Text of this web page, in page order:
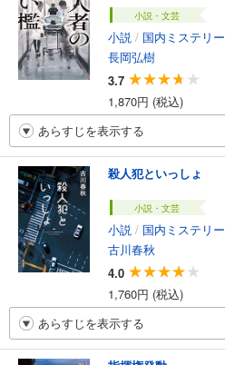
小説・文芸
小説 / 国内ミステリー
長岡弘樹
3.7
1,870円 (税込)
あらすじを表示する
殺人犯といっしょ
小説・文芸
小説 / 国内ミステリー
古川春秋
4.0
1,760円 (税込)
あらすじを表示する